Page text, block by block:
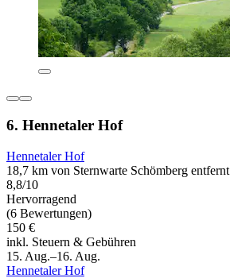
6. Hennetaler Hof
Hennetaler Hof
18,7 km von Sternwarte Schömberg entfernt
8,8/10
Hervorragend
(6 Bewertungen)
150 €
inkl. Steuern & Gebühren
15. Aug.–16. Aug.
Hennetaler Hof